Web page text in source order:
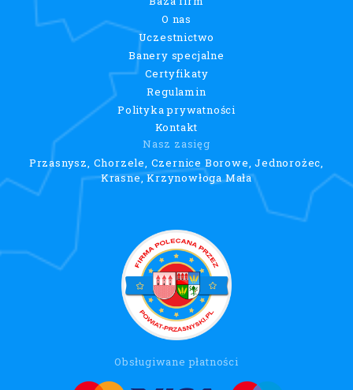
O nas
Uczestnictwo
Banery specjalne
Certyfikaty
Regulamin
Polityka prywatności
Kontakt
Nasz zasięg
Przasnysz, Chorzele, Czernice Borowe, Jednorożec,
Krasne, Krzynowłoga Mała
Obsługiwane płatności